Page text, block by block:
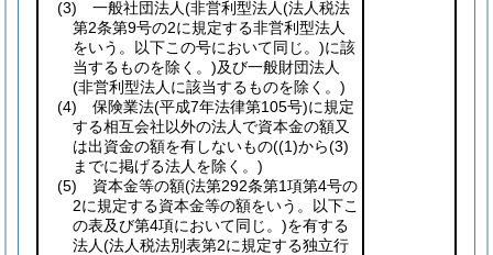
(3) 一般社団法人(非営利型法人(法人税法
第2条第9号の2に規定する非営利型法人
をいう。以下この号において同じ。)に該
当するものを除く。)及び一般財団法人
(非営利型法人に該当するものを除く。)
(4) 保険業法(平成7年法律第105号)に規定
する相互会社以外の法人で資本金の額又
は出資金の額を有しないもの((1)から(3)
までに掲げる法人を除く。)
(5) 資本金等の額(法第292条第1項第4号の
2に規定する資本金等の額をいう。以下こ
の表及び第4項において同じ。)を有する
法人(法人税法別表第2に規定する独立行